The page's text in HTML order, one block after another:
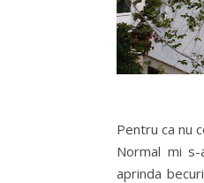
Pentru ca nu
Normal mi
aprinda